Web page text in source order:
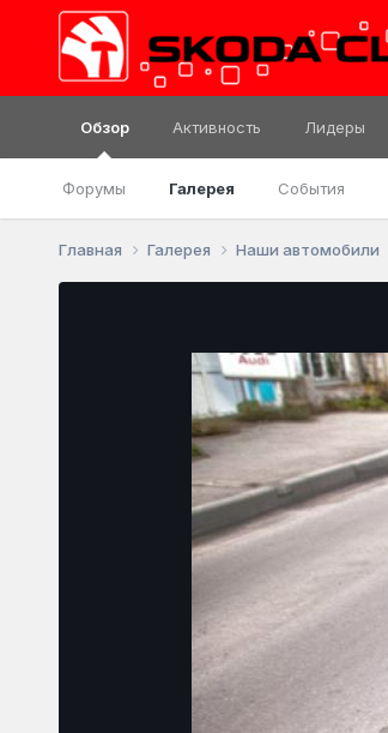
Обзор
Форумы Галерея События
Активность Лидеры
Главная Галерея Наши автомобили